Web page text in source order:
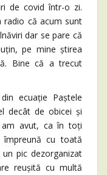
de covid într-o zi.
radio că acum sunt
dar se pare că
pe mine știrea
Bine că a trecut
Paștele
decât de obicei și
avut, ca în toți
cu toată
pic dezorganizat
reușită cu multă